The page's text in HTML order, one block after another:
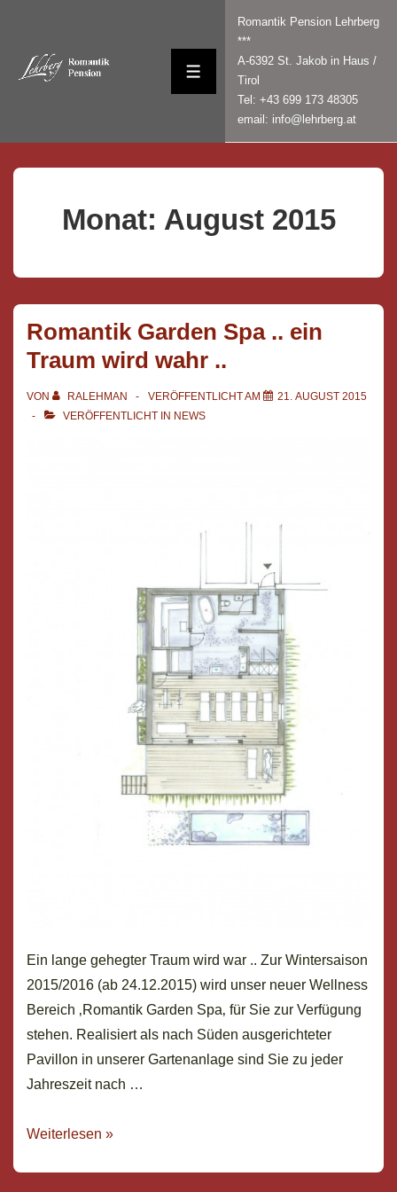
Inhalt
MENÜ
Romantik Pension Lehrberg
***
A-6392 St. Jakob in Haus /
Tirol
Tel: +43 699 173 48305
email: info@lehrberg.at
Monat: August 2015
Romantik Garden Spa .. ein
Traum wird wahr ..
VON RALEHMAN VERÖFFENTLICHT AM
21. AUGUST 2015
VERÖFFENTLICHT IN NEWS
Ein lange gehegter Traum wird war .. Zur Wintersaison
2015/2016 (ab 24.12.2015) wird unser neuer Wellness
Bereich ‚Romantik Garden Spa‚ für Sie zur Verfügung
stehen. Realisiert als nach Süden ausgerichteter
Pavillon in unserer Gartenanlage sind Sie zu jeder
Jahreszeit nach …
Romantik
Weiterlesen »